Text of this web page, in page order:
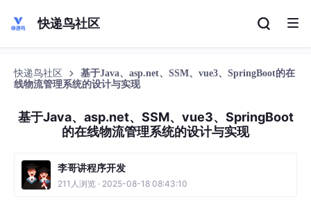
快递鸟社区
快递鸟社区
基于Java、asp.net、SSM、vue3、SpringBoot的在
线物流管理系统的设计与实现
基于Java、asp.net、SSM、vue3、SpringBoot
的在线物流管理系统的设计与实现
李哥讲程序开发
211人浏览 · 2025-08-18 08:43:10